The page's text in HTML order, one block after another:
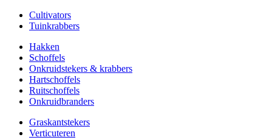
Cultivators
Tuinkrabbers
Hakken
Schoffels
Onkruidstekers & krabbers
Hartschoffels
Ruitschoffels
Onkruidbranders
Graskantstekers
Verticuteren